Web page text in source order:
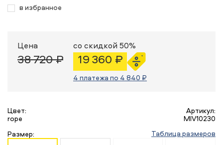
в избранное
Цена
38 720 ₽
со скидкой 50%
19 360 ₽
4 платежа по 4 840 ₽
Цвет:
rope
Артикул:
MIV10230
Размер:
Таблица размеров